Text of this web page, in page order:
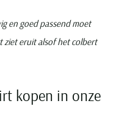
en goed passend moet
ziet eruit alsof het colbert
kopen in onze